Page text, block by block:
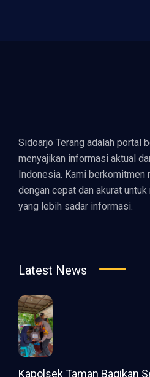
Sidoarjo Terang adalah portal
menyajikan informasi aktual
Indonesia. Kami berkomitmen
dengan cepat dan akurat
yang lebih sadar informasi.
Latest News
Kapolsek Taman Bagikan